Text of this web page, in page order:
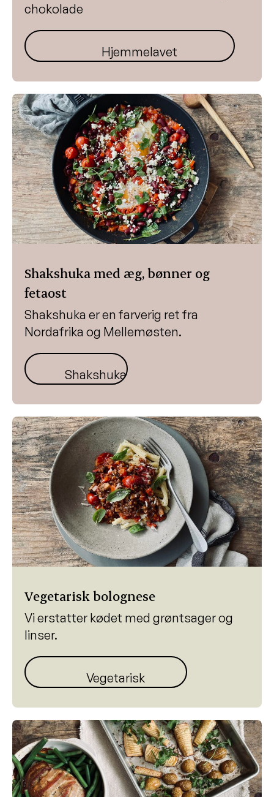
chokolade
Hjemmelavet jordbærkoldskål
Shakshuka med æg, bønner og
fetaost
Shakshuka er en farverig ret fra
Nordafrika og Mellemøsten.
Shakshuka
Vegetarisk bolognese
Vi erstatter kødet med grøntsager og
linser.
Vegetarisk bolognese